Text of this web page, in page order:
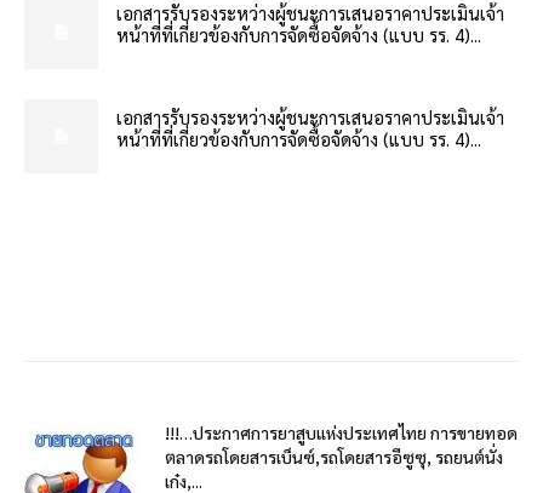
เอกสารรับรองระหว่างผู้ชนะการเสนอราคาประเมินเจ้า
หน้าที่ที่เกี่ยวข้องกับการจัดซื้อจัดจ้าง (แบบ รร. 4)...
เอกสารรับรองระหว่างผู้ชนะการเสนอราคาประเมินเจ้า
หน้าที่ที่เกี่ยวข้องกับการจัดซื้อจัดจ้าง (แบบ รร. 4)...
!!!…ประกาศการยาสูบแห่งประเทศไทย การขายทอด
ตลาดรถโดยสารเบ็นซ์,รถโดยสารอีซูซุ, รถยนต์นั่ง
เก๋ง,...